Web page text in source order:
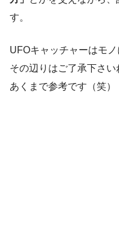
す。
UFOキャッチャーはモ
その辺りはご了承下さい
あくまで参考です（笑）